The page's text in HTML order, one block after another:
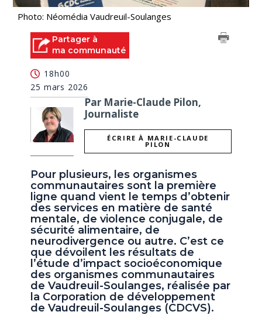
Photo: Néomédia Vaudreuil-Soulanges
Partager à
ma communauté
18h00
25 mars 2026
Par Marie-Claude Pilon,
Journaliste
ÉCRIRE À MARIE-CLAUDE
PILON
Pour plusieurs, les organismes
communautaires sont la première
ligne quand vient le temps d’obtenir
des services en matière de santé
mentale, de violence conjugale, de
sécurité alimentaire, de
neurodivergence ou autre. C’est ce
que dévoilent les résultats de
l’étude d’impact socioéconomique
des organismes communautaires
de Vaudreuil-Soulanges, réalisée par
la Corporation de développement
de Vaudreuil-Soulanges (CDCVS).